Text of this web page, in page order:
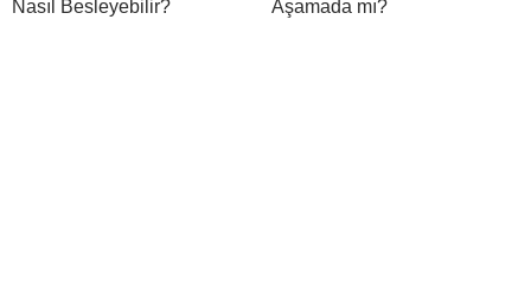
Nasıl Besleyebilir? Aşamada mı?